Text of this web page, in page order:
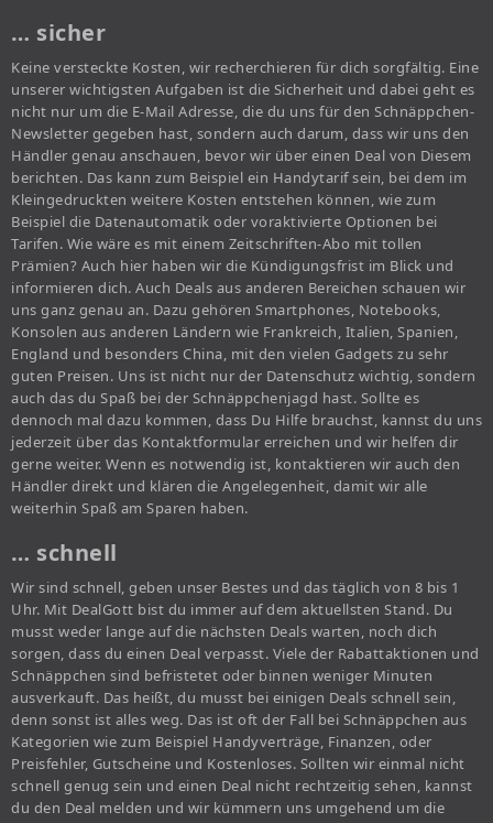
… sicher
Keine versteckte Kosten, wir recherchieren für dich sorgfältig. Eine
unserer wichtigsten Aufgaben ist die Sicherheit und dabei geht es
nicht nur um die E-Mail Adresse, die du uns für den Schnäppchen-
Newsletter gegeben hast, sondern auch darum, dass wir uns den
Händler genau anschauen, bevor wir über einen Deal von Diesem
berichten. Das kann zum Beispiel ein Handytarif sein, bei dem im
Kleingedruckten weitere Kosten entstehen können, wie zum
Beispiel die Datenautomatik oder voraktivierte Optionen bei
Tarifen. Wie wäre es mit einem Zeitschriften-Abo mit tollen
Prämien? Auch hier haben wir die Kündigungsfrist im Blick und
informieren dich. Auch Deals aus anderen Bereichen schauen wir
uns ganz genau an. Dazu gehören Smartphones, Notebooks,
Konsolen aus anderen Ländern wie Frankreich, Italien, Spanien,
England und besonders China, mit den vielen Gadgets zu sehr
guten Preisen. Uns ist nicht nur der Datenschutz wichtig, sondern
auch das du Spaß bei der Schnäppchenjagd hast. Sollte es
dennoch mal dazu kommen, dass Du Hilfe brauchst, kannst du uns
jederzeit über das Kontaktformular erreichen und wir helfen dir
gerne weiter. Wenn es notwendig ist, kontaktieren wir auch den
Händler direkt und klären die Angelegenheit, damit wir alle
weiterhin Spaß am Sparen haben.
… schnell
Wir sind schnell, geben unser Bestes und das täglich von 8 bis 1
Uhr. Mit DealGott bist du immer auf dem aktuellsten Stand. Du
musst weder lange auf die nächsten Deals warten, noch dich
sorgen, dass du einen Deal verpasst. Viele der Rabattaktionen und
Schnäppchen sind befristetet oder binnen weniger Minuten
ausverkauft. Das heißt, du musst bei einigen Deals schnell sein,
denn sonst ist alles weg. Das ist oft der Fall bei Schnäppchen aus
Kategorien wie zum Beispiel Handyverträge, Finanzen, oder
Preisfehler, Gutscheine und Kostenloses. Sollten wir einmal nicht
schnell genug sein und einen Deal nicht rechtzeitig sehen, kannst
du den Deal melden und wir kümmern uns umgehend um die